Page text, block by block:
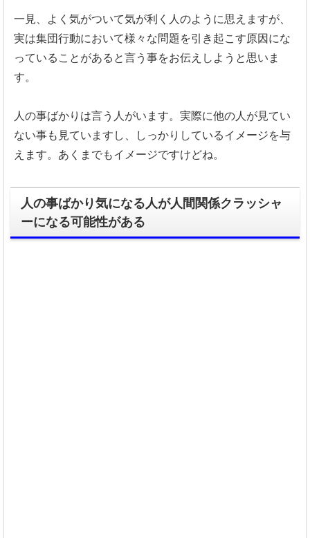
一見、よく気がついて気が利く人のように思えますが、
実は集団行動において様々な問題を引き起こす原因にな
っているこ とがあると言う事をお伝えしようと思いま
す。
人の事ばかりは言う人がいます。 実際に他の人が見てい
ない事も見ていますし、
しっかりしているイメージを与
えます。 あくまでもイメージですけどね。
人の事ばかり気になる人が人間関係クラッシャ
ーになる可能性がある